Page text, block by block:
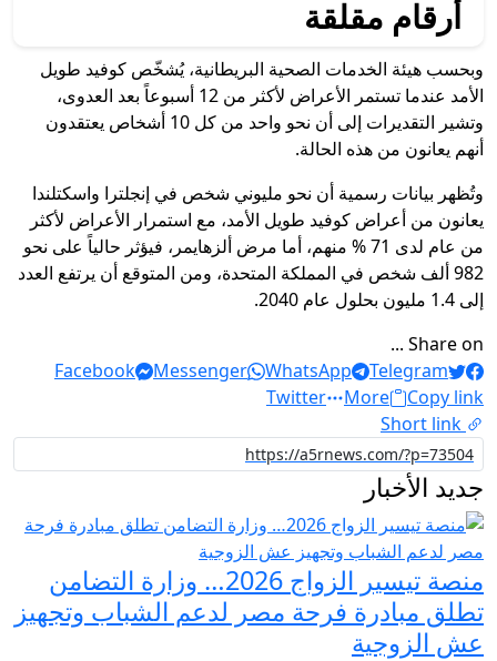
أرقام مقلقة
وبحسب هيئة الخدمات الصحية البريطانية، يُشخّص كوفيد طويل
الأمد عندما تستمر الأعراض لأكثر من 12 أسبوعاً بعد العدوى،
وتشير التقديرات إلى أن نحو واحد من كل 10 أشخاص يعتقدون
أنهم يعانون من هذه الحالة.
وتُظهر بيانات رسمية أن نحو مليوني شخص في إنجلترا واسكتلندا
يعانون من أعراض كوفيد طويل الأمد، مع استمرار الأعراض لأكثر
من عام لدى 71 % منهم، أما مرض ألزهايمر، فيؤثر حالياً على نحو
982 ألف شخص في المملكة المتحدة، ومن المتوقع أن يرتفع العدد
إلى 1.4 مليون بحلول عام 2040.
Share on ...
Facebook
Messenger WhatsApp
Telegram
Twitter
More
Copy link
Short link
جديد الأخبار
منصة تيسير الزواج 2026… وزارة التضامن
تطلق مبادرة فرحة مصر لدعم الشباب وتجهيز
عش الزوجية